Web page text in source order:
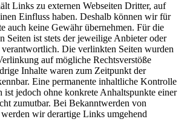
Links zu externen Webseiten Dritter, auf
Einfluss haben. Deshalb können wir für
auch keine Gewähr übernehmen. Für die
Seiten ist stets der jeweilige Anbieter oder
verantwortlich. Die verlinkten Seiten wurden
auf mögliche Rechtsverstöße
Inhalte waren zum Zeitpunkt der
Eine permanente inhaltliche Kontrolle
ist jedoch ohne konkrete Anhaltspunkte einer
zumutbar. Bei Bekanntwerden von
wir derartige Links umgehend